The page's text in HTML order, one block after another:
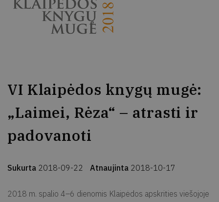
VI Klaipėdos knygų mugė:
„Laimei, Rėza“ – atrasti ir
padovanoti
Sukurta 2018-09-22 Atnaujinta 2018-10-17
2018 m. spalio 4–6 dienomis Klaipėdos apskrities viešojoje